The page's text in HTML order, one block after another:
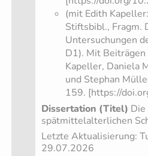
(mit Edith
Stiftsbibl., Fragm.
Untersuchungen
D1). Mit
Kapeller, Daniela
und Stephan
159. [https://
Dissertation (Titel) Die
spätmittelalterlichen
Letzte Aktualisierung:
29.07.2026